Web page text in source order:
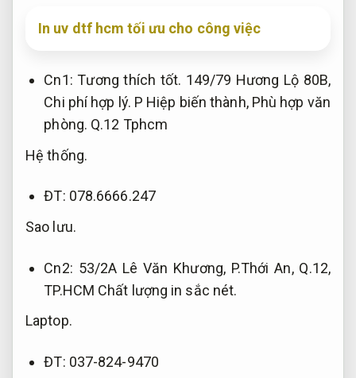
In uv dtf hcm tối ưu cho công việc
Cn1:Tương thích tốt. 149/79 Hương Lộ 80B,
Chi phí hợp lý. P Hiệp biến thành, Phù hợp văn
phòng. Q.12 Tphcm
Hệ thống.
ĐT: 078.6666.247
Sao lưu.
Cn2: 53/2A Lê Văn Khương, P.Thới An, Q.12,
TP.HCM Chất lượng in sắc nét.
Laptop.
ĐT: 037-824-9470